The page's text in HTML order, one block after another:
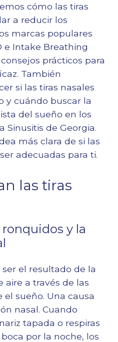
cómo las tiras
a reducir los
marcas populares
e Intake Breathing
prácticos para
También
si las tiras nasales
y cuándo buscar la
del sueño en los
Sinusitis de Georgia.
más clara de si las
adecuadas para ti.
las tiras
y la
el resultado de la
aire a través de las
el sueño. Una causa
nasal. Cuando
tapada o respiras
por la noche, los